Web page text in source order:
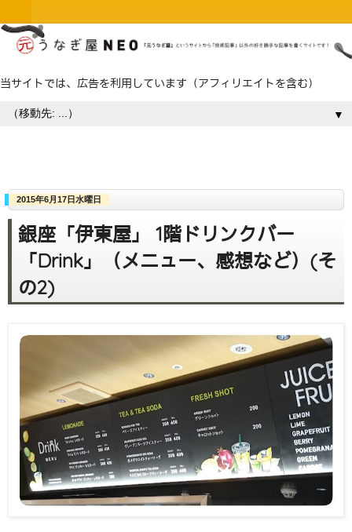
当サイトでは、広告を利用しています（アフィリエイトを含む）
▼
2015年6月17日水曜日
銀座「伊東屋」 1階ドリンクバー
「Drink」（メニュー、感想など）(そ
の2)